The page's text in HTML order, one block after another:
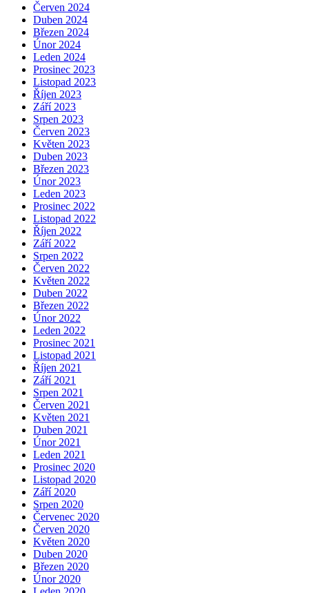
Červen 2024
Duben 2024
Březen 2024
Únor 2024
Leden 2024
Prosinec 2023
Listopad 2023
Říjen 2023
Září 2023
Srpen 2023
Červen 2023
Květen 2023
Duben 2023
Březen 2023
Únor 2023
Leden 2023
Prosinec 2022
Listopad 2022
Říjen 2022
Září 2022
Srpen 2022
Červen 2022
Květen 2022
Duben 2022
Březen 2022
Únor 2022
Leden 2022
Prosinec 2021
Listopad 2021
Říjen 2021
Září 2021
Srpen 2021
Červen 2021
Květen 2021
Duben 2021
Únor 2021
Leden 2021
Prosinec 2020
Listopad 2020
Září 2020
Srpen 2020
Červenec 2020
Červen 2020
Květen 2020
Duben 2020
Březen 2020
Únor 2020